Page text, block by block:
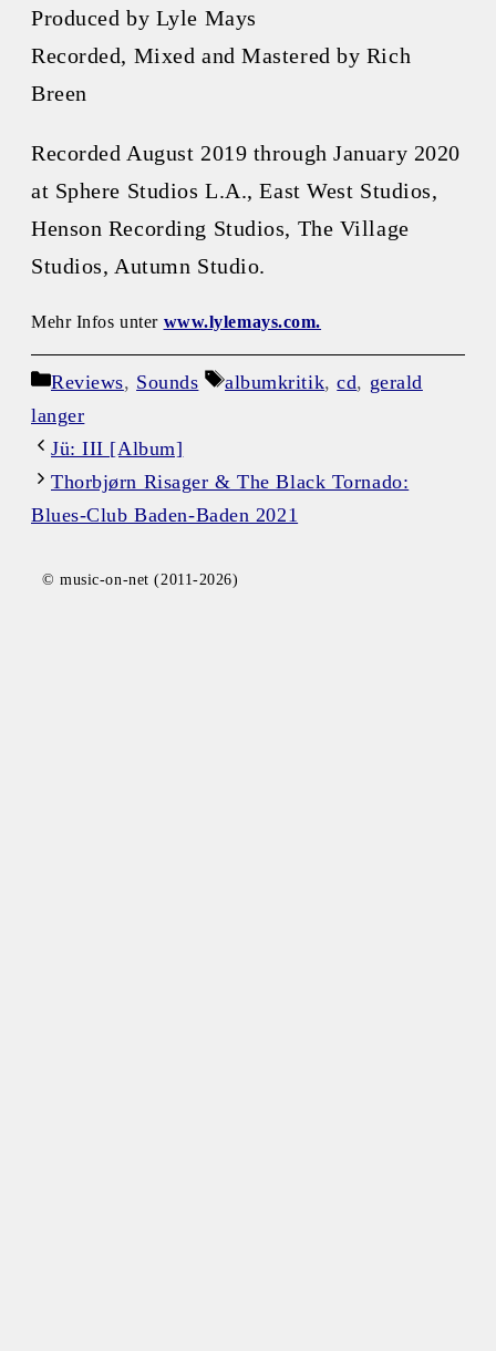
Produced by Lyle Mays
Recorded, Mixed and Mastered by Rich
Breen
Recorded August 2019 through January 2020
at Sphere Studios L.A., East West Studios,
Henson Recording Studios, The Village
Studios, Autumn Studio.
Mehr Infos unter www.lylemays.com.
Kategorien
Reviews, Sounds Schlagwörter
albumkritik,cd, gerald
langer
Jü: III [Album]
Thorbjørn Risager & The Black Tornado:
Blues-Club Baden-Baden 2021
© music-on-net (2011-2026)